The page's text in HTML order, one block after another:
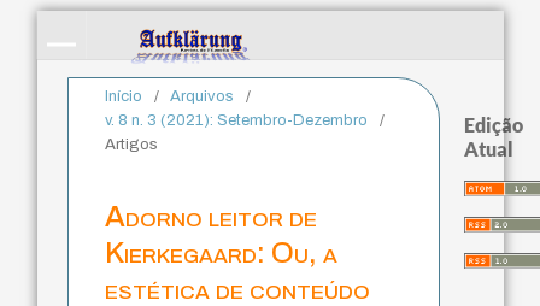
Início / Arquivos
/
v. 8 n. 3 (2021): Setembro-Dezembro
/
Artigos
Adorno leitor de
Kierkegaard: Ou, a
estética de conteúdo
Edição
Atual